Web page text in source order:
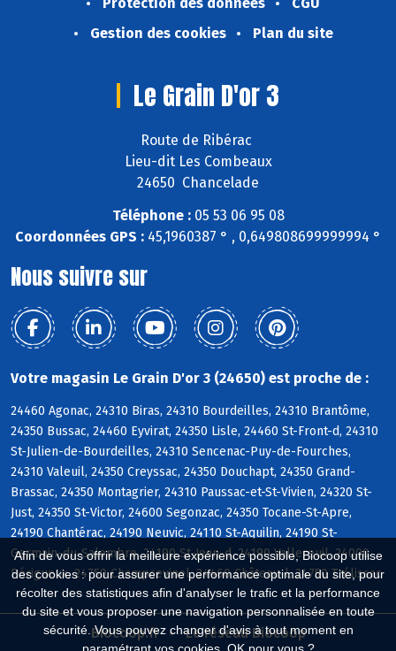
Afin de vous offrir la meilleure expérience possible, Biocoop utilise
des cookies : pour assurer une performance optimale du site, pour
récolter des statistiques afin d'analyser le trafic et la performance
du site et vous proposer une navigation personnalisée en toute
sécurité. Vous pouvez changer d'avis à tout moment en
Gestion des cookies
Plan du site
Le Grain D'or 3
Route de Ribérac
Lieu-dit Les Combeaux
24650 Chancelade
Téléphone :05 53 06 95 08
Coordonnées GPS : 45,1960387 ° , 0,649808699999994 °
Nous suivre sur
Votre magasin Le Grain D'or 3 (24650) est proche de :
24460 Agonac, 24310 Biras, 24310 Bourdeilles, 24310 Brantôme,
24350 Bussac, 24460 Eyvirat, 24350 Lisle, 24460 St-Front-d, 24310
St-Julien-de-Bourdeilles, 24310 Sencenac-Puy-de-Fourches,
24310 Valeuil, 24350 Creyssac, 24350 Douchapt, 24350 Grand-
Brassac, 24350 Montagrier, 24310 Paussac-et-St-Vivien, 24320 St-
Just, 24350 St-Victor, 24600 Segonzac, 24350 Tocane-St-Apre,
24190 Chantérac, 24190 Neuvic, 24110 St-Aquilin, 24190 St-
Germain-du-Salembre, 24190 St-Jean-d, 24190 Vallereuil, 24000
Périgueux, 24750 Champcevinel, 24460 Château-l, 24750 Trélissac
Biocoop.fr
Le réseau Biocoop